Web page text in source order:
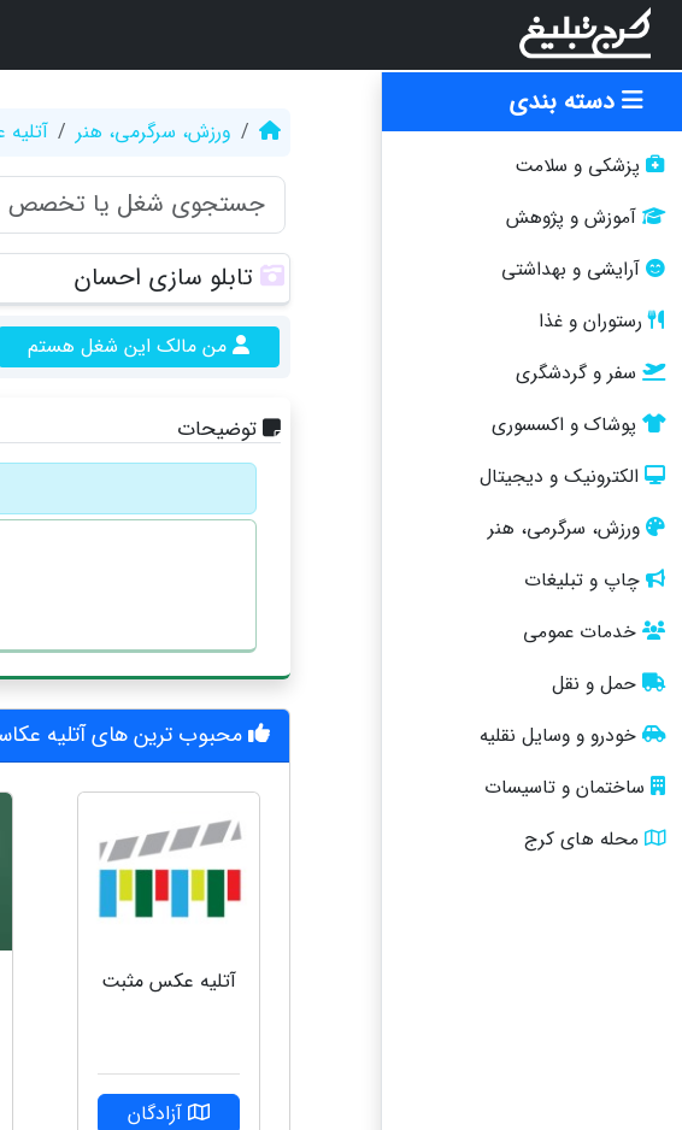
دسته بندی
پزشکی و سلامت
آموزش و پژوهش
آرایشی و بهداشتی
رستوران و غذا
سفر و گردشگری
پوشاک و اکسسوری
الکترونیک و دیجیتال
ورزش، سرگرمی، هنر
چاپ و تبلیغات
خدمات عمومی
حمل و نقل
خودرو و وسایل نقلیه
ساختمان و تاسیسات
محله های کرج
ورزش، سرگرمی، هنر
تابلو سازی احسان
من مالک این شغل هستم
توضیحات
محبوب ترین های آتلیه
آتلیه عکس مثبت
آزادگان